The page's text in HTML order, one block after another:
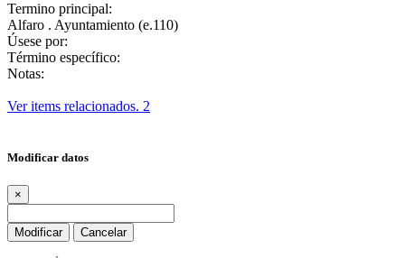
Termino principal:
Alfaro . Ayuntamiento (e.110)
Úsese por:
Término específico:
Notas:
Ver items relacionados. 2
Modificar datos
×
Modificar Cancelar